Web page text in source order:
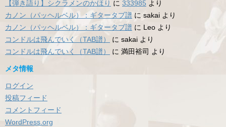
【弾き語り】シクラメンのかほり に 333985 より
カノン（パッヘルベル）：ギタータブ譜 に sakai より
カノン（パッヘルベル）：ギタータブ譜 に Leo より
コンドルは飛んでいく（TAB譜）
に sakai より
コンドルは飛んでいく（TAB譜）
に 満田裕司 より
メタ情報
ログイン
投稿フィード
コメントフィード
WordPress.org